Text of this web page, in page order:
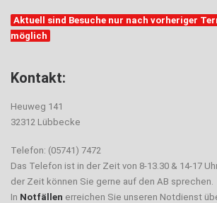
Aktuell sind Besuche nur nach vorheriger
möglich
Kontakt:
Heuweg 141
32312 Lübbecke
Telefon: (05741) 7472
Das Telefon ist in der Zeit von 8-13.30 & 14-17
der Zeit können Sie gerne auf den AB sprechen.
In Notfällen erreichen Sie unseren Notdienst